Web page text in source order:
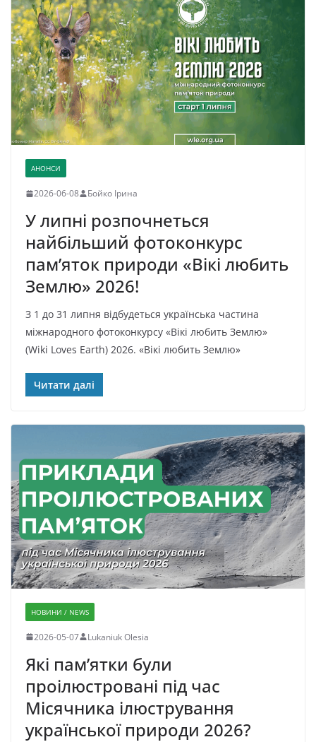
АНОНСИ
2026-06-08 Бойко Ірина
У липні розпочнеться
найбільший фотоконкурс
пам’яток природи «Вікі любить
Землю» 2026!
З 1 до 31 липня відбудеться українська частина
міжнародного фотоконкурсу «Вікі любить Землю»
(Wiki Loves Earth) 2026. «Вікі любить Землю»
Читати далі
НОВИНИ / NEWS
2026-05-07 Lukaniuk Olesia
Які пам’ятки були
проілюстровані під час
Місячника ілюстрування
української природи 2026?